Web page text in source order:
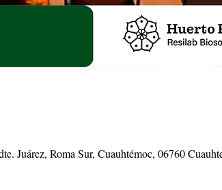
Juárez, Roma Sur, Cuauhtémoc, 06760